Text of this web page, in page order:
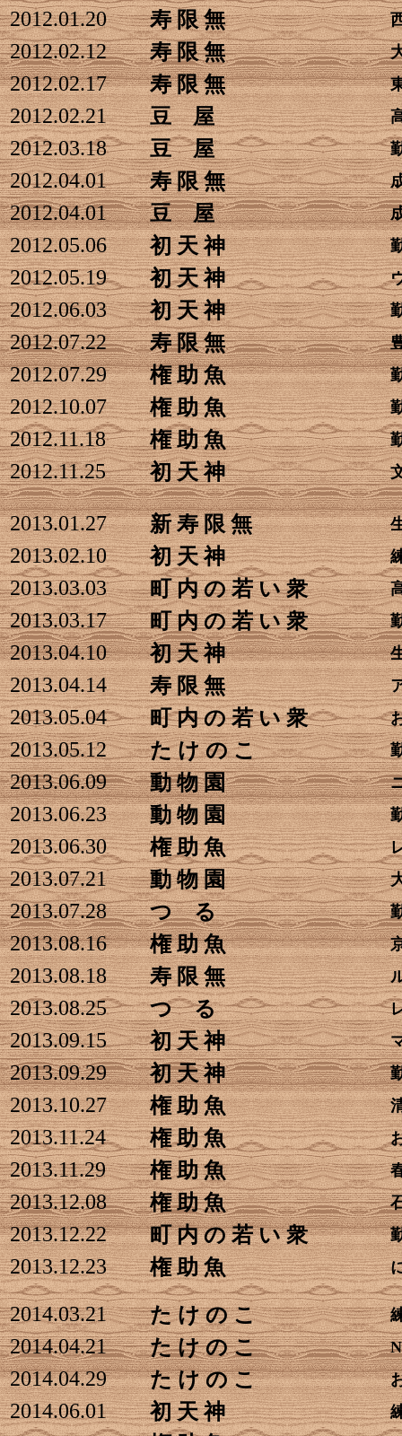
2012.01.20 寿 限 無
2012.02.12 寿 限 無
2012.02.17 寿 限 無
2012.02.21 豆 屋
2012.03.18 豆 屋
2012.04.01 寿 限 無
2012.04.01 豆 屋
2012.05.06 初 天 神
2012.05.19 初 天 神
2012.06.03 初 天 神
2012.07.22 寿 限 無
2012.07.29 権 助 魚
2012.10.07 権 助 魚
2012.11.18 権 助 魚
2012.11.25 初 天 神
2013.01.27 新 寿 限 無
2013.02.10 初 天 神
2013.03.03 町 内 の 若 い 衆
2013.03.17 町 内 の 若 い 衆
2013.04.10 初 天 神
2013.04.14 寿 限 無
2013.05.04 町 内 の 若 い 衆
2013.05.12 た け の こ
2013.06.09 動 物 園
2013.06.23 動 物 園
2013.06.30 権 助 魚
2013.07.21 動 物 園
2013.07.28 つ る
2013.08.16 権 助 魚
2013.08.18 寿 限 無
2013.08.25 つ る
2013.09.15 初 天 神
2013.09.29 初 天 神
2013.10.27 権 助 魚
2013.11.24 権 助 魚
2013.11.29 権 助 魚
2013.12.08 権 助 魚
2013.12.22 町 内 の 若 い 衆
2013.12.23 権 助 魚
2014.03.21 た け の こ
2014.04.21 た け の こ
2014.04.29 た け の こ
2014.06.01 初 天 神